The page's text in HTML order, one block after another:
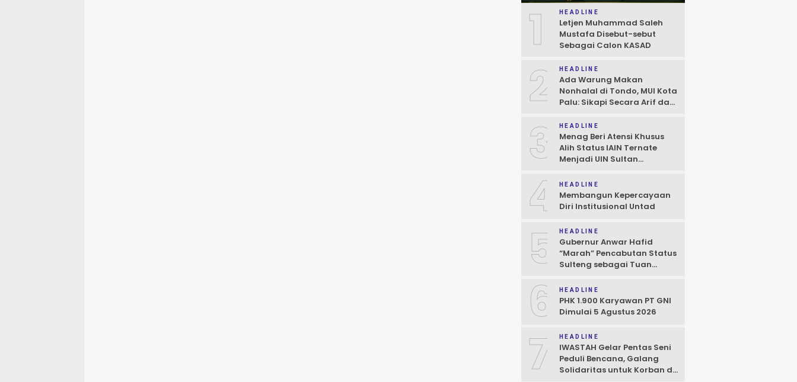
1 HEADLINE
Letjen Muhammad Saleh
Mustafa Disebut-sebut
Sebagai Calon KASAD
2 HEADLINE
Ada Warung Makan
Nonhalal di Tondo, MUI Kota
Palu: Sikapi Secara Arif dan
3 HEADLINE
Menag Beri Atensi Khusus
Alih Status IAIN Ternate
Menjadi UIN Sultan
Natalis
4 HEADLINE
Membangun Kepercayaan
Diri Institusional Untad
5 HEADLINE
Gubernur Anwar Hafid
“Marah” Pencabutan Status
Sulteng sebagai Tuan
6 HEADLINE
PHK 1.900 Karyawan PT GNI
Dimulai 5 Agustus 2026
7 HEADLINE
IWASTAH Gelar Pentas Seni
Peduli Bencana, Galang
Solidaritas untuk Korban di